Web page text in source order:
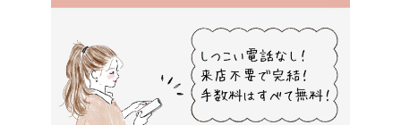
(水)から10月27日(日)...